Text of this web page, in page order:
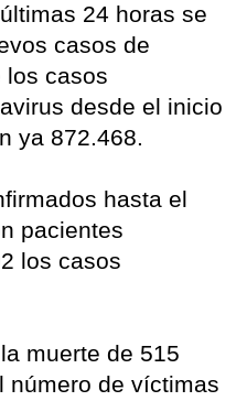
24 horas se
casos de
los casos
desde el inicio
ya 872.468.
hasta el
pacientes
los casos
muerte de 515
número de víctimas